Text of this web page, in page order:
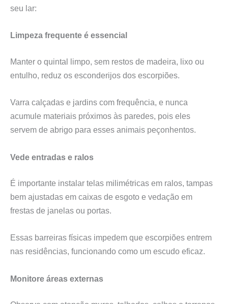
seu lar:
Limpeza frequente é essencial
Manter o quintal limpo, sem restos de madeira, lixo ou
entulho, reduz os esconderijos dos escorpiões.
Varra calçadas e jardins com frequência, e nunca
acumule materiais próximos às paredes, pois eles
servem de abrigo para esses animais peçonhentos.
Vede entradas e ralos
É importante instalar telas milimétricas em ralos, tampas
bem ajustadas em caixas de esgoto e vedação em
frestas de janelas ou portas.
Essas barreiras físicas impedem que escorpiões entrem
nas residências, funcionando como um escudo eficaz.
Monitore áreas externas